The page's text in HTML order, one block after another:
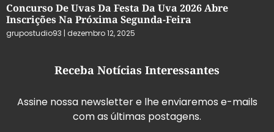
Concurso De Uvas Da Festa Da Uva 2026 Abre
Inscrições Na Próxima Segunda-Feira
grupostudio93 dezembro 12, 2025
Receba Notícias Interessantes
Assine nossa newsletter e lhe enviaremos e-mails
com as últimas postagens.